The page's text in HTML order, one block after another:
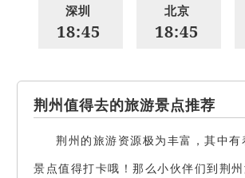
深圳
18:45
北京
18:45
荆州值得去的旅游景点推荐
荆州的旅游资源极为丰富，其中有
景点值得打卡哦！那么小伙伴们到荆